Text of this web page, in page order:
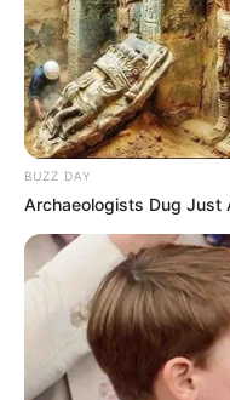
superior dhe që na
mendim ishte edhe
Carvalho. Ky i fundit ka
ndeshjes Shqipëri U-
shifrat 0-4, ku tha:
por Portugalia tregoi se
të re. Në krahun e
Përveç Vukajt, një
Sulmuesi pykë i të
tjetër se është nivel i
kundër portugezëve.
Vukaj që kishte
driblim në ato pak
shumë të luante në
BUZZ DAY
Archaeologists Dug Just